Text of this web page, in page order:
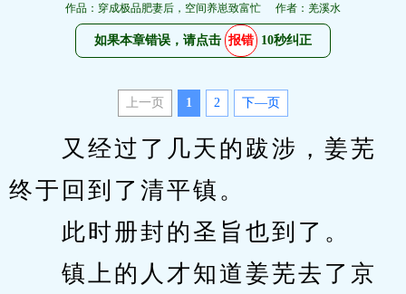
作品：穿成极品肥妻后，空间养崽致富忙 作者：羌溪水
如果本章错误，请点击 报错 10秒纠正
上一页 1 2 下—页
又经过了几天的跋涉，姜芜
终于回到了清平镇。
此时册封的圣旨也到了。
镇上的人才知道姜芜去了京